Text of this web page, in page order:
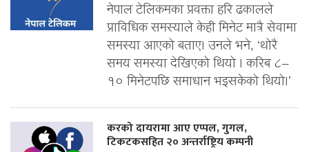
नेपाल टेलिकमका प्रवक्ता हरि ढकालले
प्राविधिक समस्याले केही मिनेट मात्रै सेवामा
समस्या आएको बताए। उनले भने, ‘थोरै
समय समस्या देखिएको थियो । करिब ८–
१० मिनेटपछि समाधान भइसकेको थियो।’
करको दायरामा आए एप्पल, गुगल,
टिकटकसहित २० अन्तर्राष्ट्रिय कम्पनी